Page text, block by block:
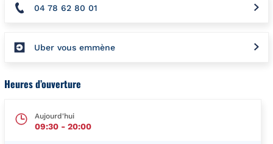
04 78 62 80 01
Uber vous emmène
Heures d’ouverture
Aujourd'hui
09:30 - 20:00